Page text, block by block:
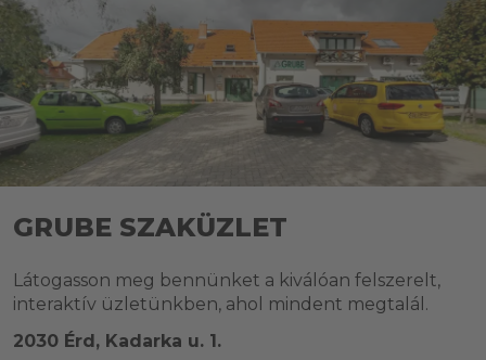
GRUBE SZAKÜZLET
Látogasson meg bennünket a kiválóan felszerelt,
interaktív üzletünkben, ahol mindent megtalál.
2030 Érd, Kadarka u. 1.